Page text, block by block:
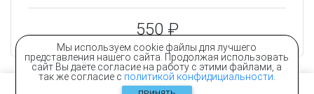
Мы используем cookie файлы для лучшего
представления нашего сайта. Продолжая использовать
сайт Вы даёте согласие на работу с этими файлами, а
так же согласие с политикой конфидициальности
550 ₽